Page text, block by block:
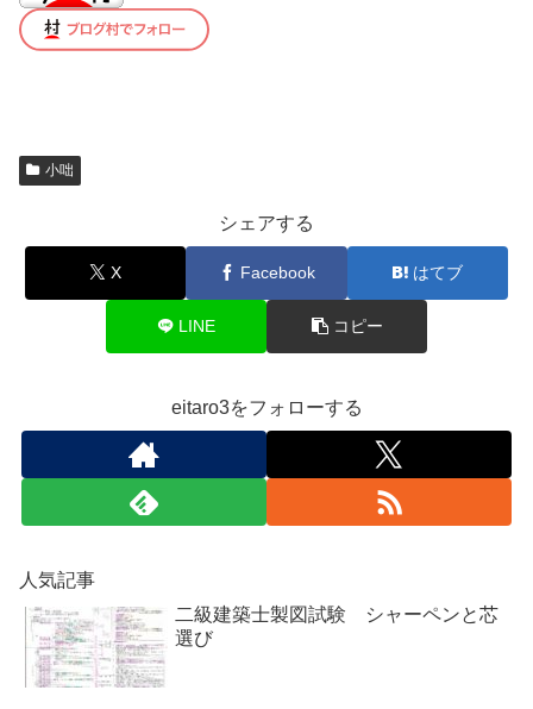
小咄
シェアする
X Facebook はてブ
LINE コピー
eitaro3をフォローする
人気記事
二級建築士製図試験 シャーペンと芯
選び